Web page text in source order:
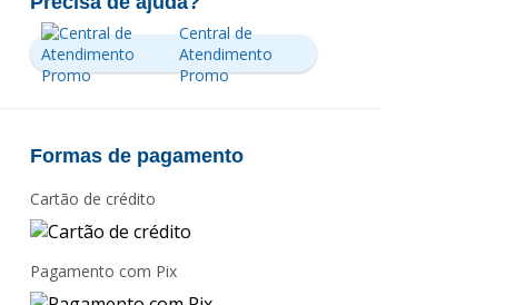
Central de
Atendimento
Promo
Formas de pagamento
Cartão de crédito
Pagamento com Pix